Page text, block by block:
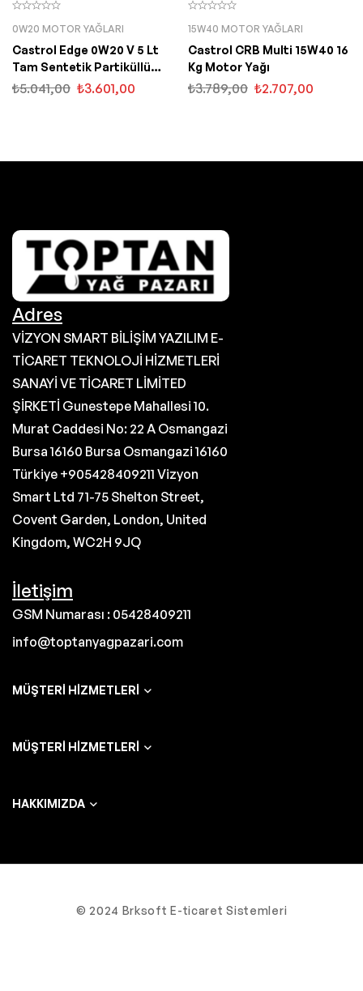
0W20 MOTOR YAĞLARI
Castrol Edge 0W20 V 5 Lt
Tam Sentetik Partiküllü
Motor Yağı
₺5.041,00 ₺3.601,00
15W40 MOTOR YAĞLARI
Castrol CRB Multi 15W40 16
Kg Motor Yağı
₺3.789,00 ₺2.707,00
Adres
VİZYON SMART BİLİŞİM YAZILIM E-
TİCARET TEKNOLOJİ HİZMETLERİ
SANAYİ VE TİCARET LİMİTED
ŞİRKETİ Gunestepe Mahallesi 10.
Murat Caddesi No: 22 A Osmangazi
Bursa 16160 Bursa Osmangazi 16160
Türkiye +905428409211 Vizyon
Smart Ltd 71-75 Shelton Street,
Covent Garden, London, United
Kingdom, WC2H 9JQ
İletişim
GSM Numarası : 05428409211
info@toptanyagpazari.com
MÜŞTERI HIZMETLERI
MÜŞTERI HIZMETLERI
HAKKIMIZDA
© 2024 Brksoft E-ticaret Sistemleri